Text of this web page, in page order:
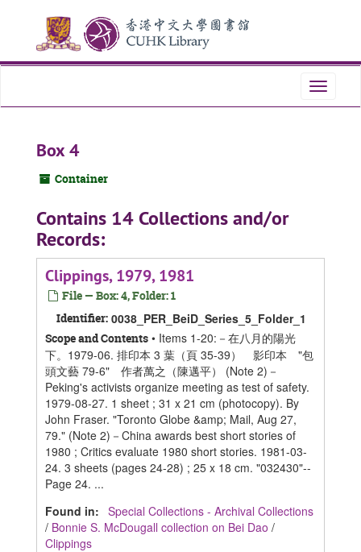
content
Toggle
Box 4
Container
Contains 14 Collections and/or
Records:
Clippings, 1979, 1981
File — Box: 4, Folder: 1
Identifier: 0038_PER_BeiD_Series_5_Folder_1
Scope and Contents • Items 1-20:－在八月的陽光
下。1979-06. 排印本 3 葉（頁 35-39） 影印本 "包
頭文藝 79-6" 作者萬之（陳邁平） (Note 2)－
Peking's activists organize meeting as test of safety.
1979-08-27. 1 sheet ; 31 x 21 cm (photocopy). By
John Fraser. "Toronto Globe &amp; Mail, Aug 27,
79." (Note 2)－China awards best short stories of
1980 ; Critics evaluate 1980 short stories. 1981-03-
24. 3 sheets (pages 24-28) ; 25 x 18 cm. "032430"--
Page 24. ...
Found in: Special Collections - Archival Collections
/ Bonnie S. McDougall collection on Bei Dao /
Clippings